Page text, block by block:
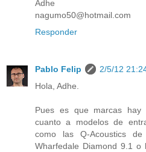
Adhe
nagumo50@hotmail.com
Responder
Pablo Felip
2/5/12
Hola, Adhe.
Pues es que marcas hay
cuanto a modelos de
como las Q-Acoustics
Wharfedale Diamond 9.1 o